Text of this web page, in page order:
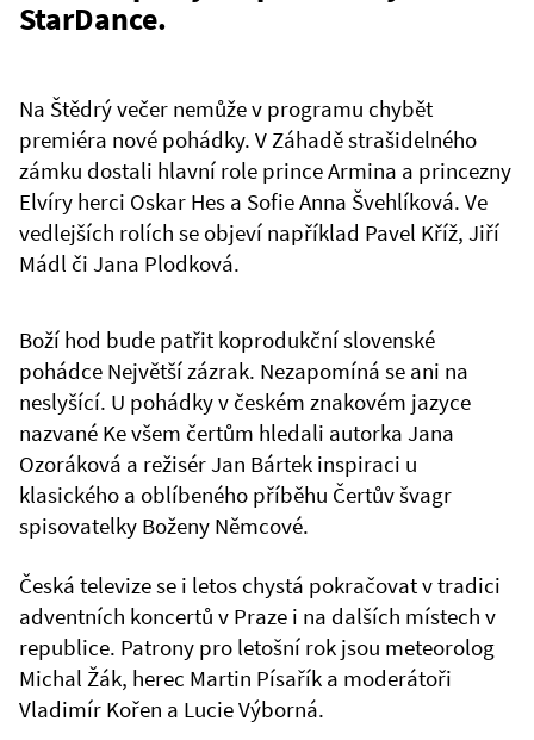
StarDance.
Na Štědrý večer nemůže v programu chybět
premiéra nové pohádky. V Záhadě strašidelného
zámku dostali hlavní role prince Armina a princezny
Elvíry herci Oskar Hes a Sofie Anna Švehlíková. Ve
vedlejších rolích se objeví například Pavel Kříž, Jiří
Mádl či Jana Plodková.
Boží hod bude patřit koprodukční slovenské
pohádce Největší zázrak. Nezapomíná se ani na
neslyšící. U pohádky v českém znakovém jazyce
nazvané Ke všem čertům hledali autorka Jana
Ozoráková a režisér Jan Bártek inspiraci u
klasického a oblíbeného příběhu Čertův švagr
spisovatelky Boženy Němcové.
Česká televize se i letos chystá pokračovat v tradici
adventních koncertů v Praze i na dalších místech v
republice. Patrony pro letošní rok jsou meteorolog
Michal Žák, herec Martin Písařík a moderátoři
Vladimír Kořen a Lucie Výborná.